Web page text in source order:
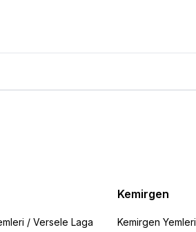
/ Versele Laga
Kemirgen
Kemirgen Yemleri